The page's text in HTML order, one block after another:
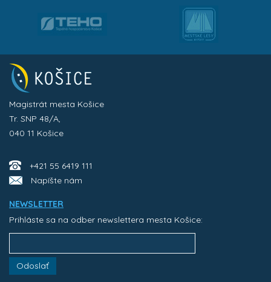
Magistrát mesta Košice
Tr. SNP 48/A,
040 11 Košice
+421 55 6419 111
Napíšte nám
NEWSLETTER
Prihláste sa na odber newslettera mesta Košice:
Odoslať